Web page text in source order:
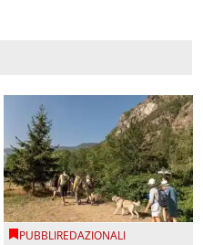
PUBBLIREDAZIONALI